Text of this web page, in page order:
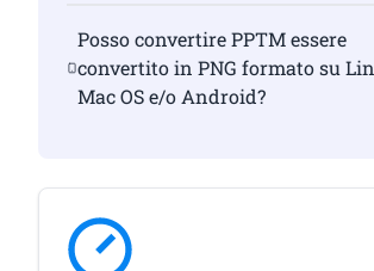
Posso convertire PPTM essere
convertito in PNG formato su
Mac OS e/o Android?